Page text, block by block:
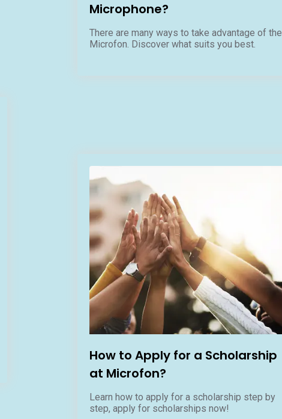
Microphone?
There are many ways to take advantage of the
Microfon. Discover what suits you best.
How to Apply for a Scholarship
at Microfon?
Learn how to apply for a scholarship step by
step, apply for scholarships now!